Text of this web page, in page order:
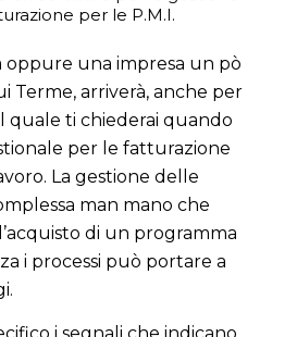
per le P.M.I.
oppure una impresa un pò
Terme, arriverà, anche per
quale ti chiederai quando
per le fatturazione
La gestione delle
man mano che
l’acquisto di un programma
i processi può portare a